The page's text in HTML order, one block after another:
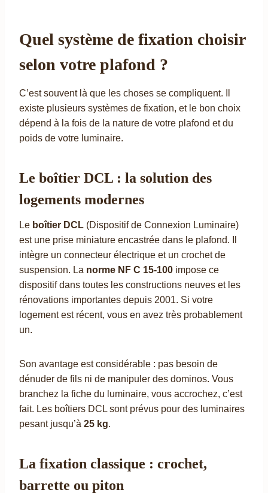
Quel système de fixation choisir
selon votre plafond ?
C’est souvent là que les choses se compliquent. Il
existe plusieurs systèmes de fixation, et le bon choix
dépend à la fois de la nature de votre plafond et du
poids de votre luminaire.
Le boîtier DCL : la solution des
logements modernes
Le boîtier DCL (Dispositif de Connexion Luminaire)
est une prise miniature encastrée dans le plafond. Il
intègre un connecteur électrique et un crochet de
suspension. La norme NF C 15-100 impose ce
dispositif dans toutes les constructions neuves et les
rénovations importantes depuis 2001. Si votre
logement est récent, vous en avez très probablement
un.
Son avantage est considérable : pas besoin de
dénuder de fils ni de manipuler des dominos. Vous
branchez la fiche du luminaire, vous accrochez, c’est
fait. Les boîtiers DCL sont prévus pour des luminaires
pesant jusqu’à 25 kg.
La fixation classique : crochet,
barrette ou piton